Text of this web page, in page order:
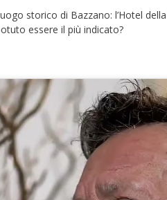
storico di Bazzano: l’Hotel
essere il più indicato?